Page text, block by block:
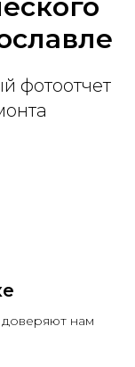
фотоотчет
нам